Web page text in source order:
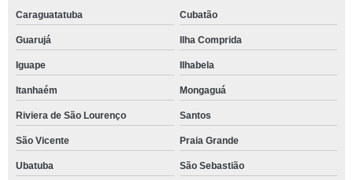
Caraguatatuba Cubatão
Guarujá Ilha Comprida
Iguape Ilhabela
Itanhaém Mongaguá
Riviera de São Lourenço Santos
São Vicente Praia Grande
Ubatuba São Sebastião